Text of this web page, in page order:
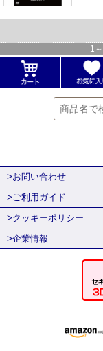
1 ～
>お問い合わせ
>ご利用ガイド
>クッキーポリシー
>企業情報